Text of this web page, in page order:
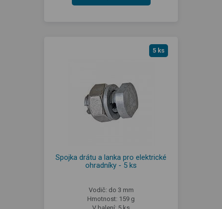
5 ks
Spojka drátu a lanka pro elektrické
ohradníky - 5 ks
Vodič: do 3 mm
Hmotnost: 159 g